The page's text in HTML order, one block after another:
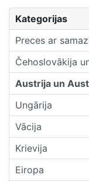
Kategorijas
Preces ar
Čehoslovākija
Austrija un
Ungārija
Vācija
Krievija
Eiropa